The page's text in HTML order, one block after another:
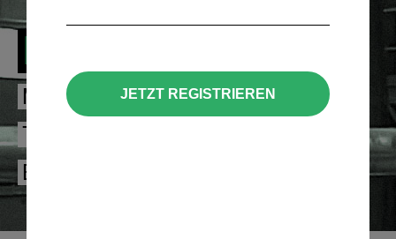
Bluetooth
MUSIK STREAMEN ODER MOBIL
TELEFONIEREN MIT UNSEREN
BLUETOOTH-PRODUKTEN
JETZT REGISTRIEREN